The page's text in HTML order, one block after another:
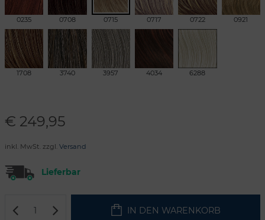
0235 0708 0715 0717 0722 0921
1708 3740 3957 4034 6288
€ 249,95
inkl. MwSt. zzgl. Versand
Lieferbar
IN DEN WARENKORB